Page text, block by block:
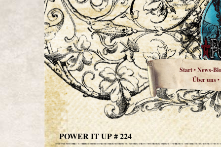
Start•News-
Über uns•
POWER IT UP # 224